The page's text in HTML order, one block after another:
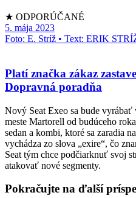
★ ODPORÚČANÉ
5. mája 2023
Foto: E. Stríž • Text: ERIK
Platí značka zákaz
Dopravná poradňa
Nový Seat Exeo sa bude
meste Martorell od budúceho
sedan a kombi, ktoré sa zaradia
vychádza zo slova „exire“, čo
Seat tým chce podčiarknuť svoj
atakovať nové segmenty.
Pokračujte na ďalší